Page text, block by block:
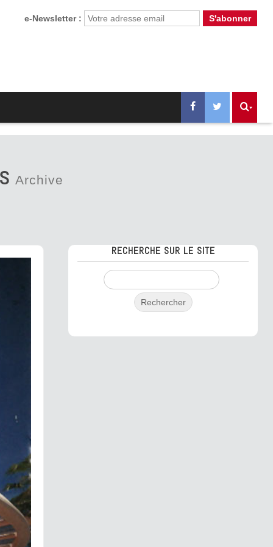
e-Newsletter :
Archive
RECHERCHE SUR LE SITE